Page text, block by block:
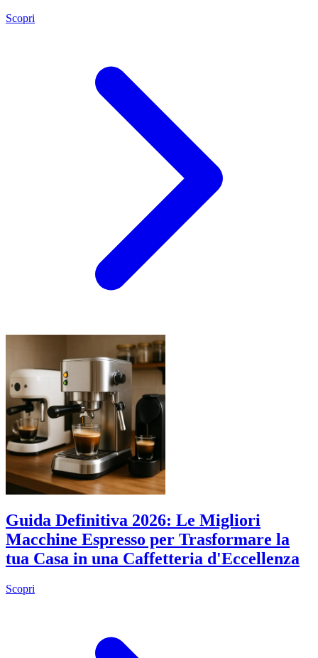
Scopri
Guida Definitiva 2026: Le Migliori
Macchine Espresso per Trasformare la
tua Casa in una Caffetteria d'Eccellenza
Scopri